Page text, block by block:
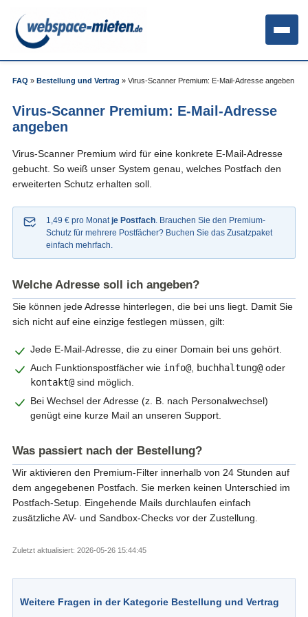
FAQ » Bestellung und Vertrag » Virus-Scanner Premium: E-Mail-Adresse angeben
Virus-Scanner Premium: E-Mail-Adresse
angeben
Virus-Scanner Premium wird für eine konkrete E-Mail-Adresse
gebucht. So weiß unser System genau, welches Postfach den
erweiterten Schutz erhalten soll.
1,49 € pro Monatje Postfach. Brauchen Sie den Premium-
Schutz für mehrere Postfächer? Buchen Sie das Zusatzpaket
einfach mehrfach.
Welche Adresse soll ich angeben?
Sie können jede Adresse hinterlegen, die bei uns liegt. Damit Sie
sich nicht auf eine einzige festlegen müssen, gilt:
Jede E-Mail-Adresse, die zu einer Domain bei uns gehört.
Auch Funktionspostfächer wie info@ buchhaltung@ oder
kontakt@ sind möglich.
Bei Wechsel der Adresse (z. B. nach Personalwechsel)
genügt eine kurze Mail an unseren Support.
Was passiert nach der Bestellung?
Wir aktivieren den Premium-Filter innerhalb von 24 Stunden auf
dem angegebenen Postfach. Sie merken keinen Unterschied im
Postfach-Setup. Eingehende Mails durchlaufen einfach
zusätzliche AV- und Sandbox-Checks vor der Zustellung.
Zuletzt aktualisiert: 2026-05-26 15:44:45
Weitere Fragen in der Kategorie Bestellung und Vertrag